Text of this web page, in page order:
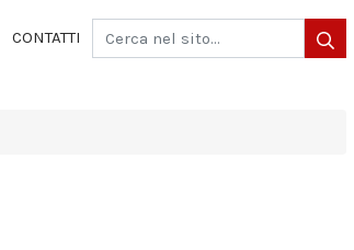
CONTATTI